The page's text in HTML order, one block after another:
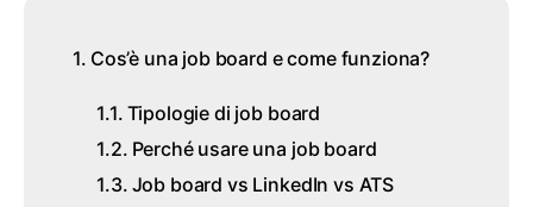
Cos’è una job board e come funziona?
Tipologie di job board
Perché usare una job board
Job board vs LinkedIn vs ATS